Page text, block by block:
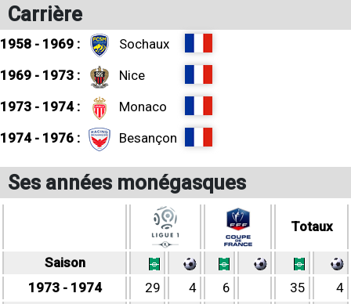
Carrière
1958 - 1969 :
Sochaux
1969 - 1973 :
Nice
1973 - 1974 :
Monaco
1974 - 1976 :
Besançon
Ses années monégasques
Totaux
Saison
1973 - 1974
29 4 6 35
4